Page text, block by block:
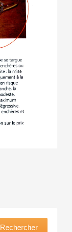
Rechercher